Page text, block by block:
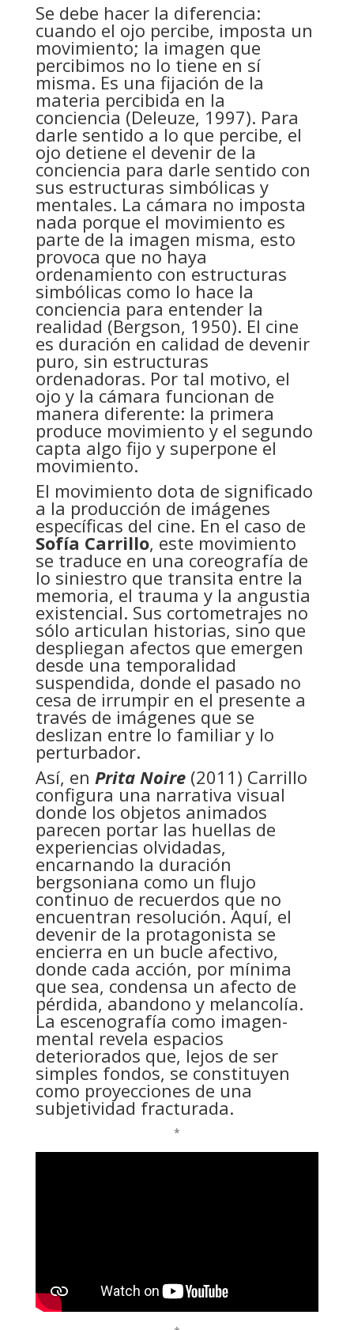
Se debe hacer la diferencia:
cuando el ojo percibe, imposta un
movimiento; la imagen que
percibimos no lo tiene en sí
misma. Es una fijación de la
materia percibida en la
conciencia (Deleuze, 1997). Para
darle sentido a lo que percibe, el
ojo detiene el devenir de la
conciencia para darle sentido con
sus estructuras simbólicas y
mentales. La cámara no imposta
nada porque el movimiento es
parte de la imagen misma, esto
provoca que no haya
ordenamiento con estructuras
simbólicas como lo hace la
conciencia para entender la
realidad (Bergson, 1950). El cine
es duración en calidad de devenir
puro, sin estructuras
ordenadoras. Por tal motivo, el
ojo y la cámara funcionan de
manera diferente: la primera
produce movimiento y el segundo
capta algo fijo y superpone el
movimiento.
El movimiento dota de significado
a la producción de imágenes
específicas del cine. En el caso de
Sofía Carrillo, este movimiento
se traduce en una coreografía de
lo siniestro que transita entre la
memoria, el trauma y la angustia
existencial. Sus cortometrajes no
sólo articulan historias, sino que
despliegan afectos que emergen
desde una temporalidad
suspendida, donde el pasado no
cesa de irrumpir en el presente a
través de imágenes que se
deslizan entre lo familiar y lo
perturbador.
Así, en Prita Noire(2011) Carrillo
configura una narrativa visual
donde los objetos animados
parecen portar las huellas de
experiencias olvidadas,
encarnando la duración
bergsoniana como un flujo
continuo de recuerdos que no
encuentran resolución. Aquí, el
devenir de la protagonista se
encierra en un bucle afectivo,
donde cada acción, por mínima
que sea, condensa un afecto de
pérdida, abandono y melancolía.
La escenografía como imagen-
mental revela espacios
deteriorados que, lejos de ser
simples fondos, se constituyen
como proyecciones de una
subjetividad fracturada.
*